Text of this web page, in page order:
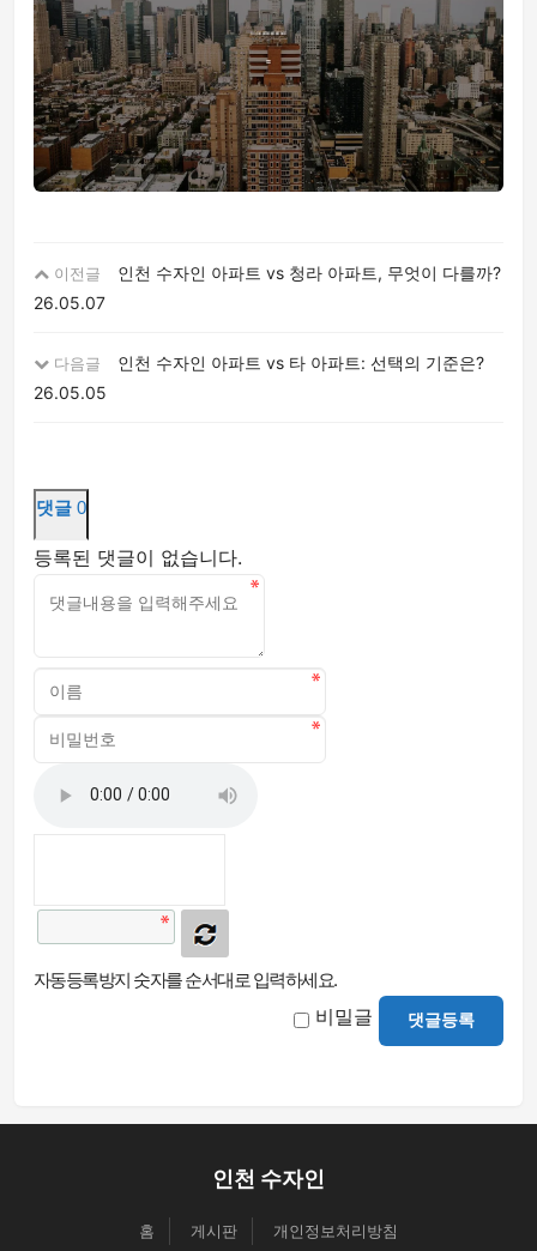
이전글
인천 수자인 아파트 vs 청라 아파트, 무엇이 다를까?
26.05.07
다음글
인천 수자인 아파트 vs 타 아파트: 선택의 기준은?
26.05.05
댓글 0
등록된 댓글이 없습니다.
자동등록방지 숫자를 순서대로 입력하세요.
비밀글 댓글등록
인천 수자인
홈 게시판 개인정보처리방침